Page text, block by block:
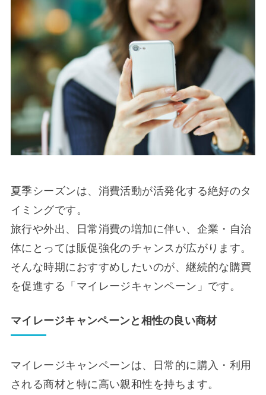
夏季シーズンは、消費活動が活発化する絶好のタ
イミングです。
旅行や外出、日常消費の増加に伴い、企業・自治
体にとっては販促強化のチャンスが広がります。
そんな時期におすすめしたいのが、継続的な購買
を促進する「マイレージキャンペーン」です。
マイレージキャンペーンと相性の良い商材
マイレージキャンペーンは、日常的に購入・利用
される商材と特に高い親和性を持ちます。